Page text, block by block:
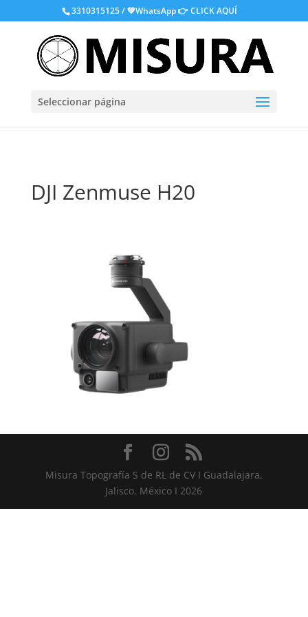
3310315125 / 💚WhatsApp👉 CLICK AQUÍ
Seleccionar página
DJI Zenmuse H20
Misura Topografía S de RL de CV I Guadalajara,
Jalisco. México I 2026